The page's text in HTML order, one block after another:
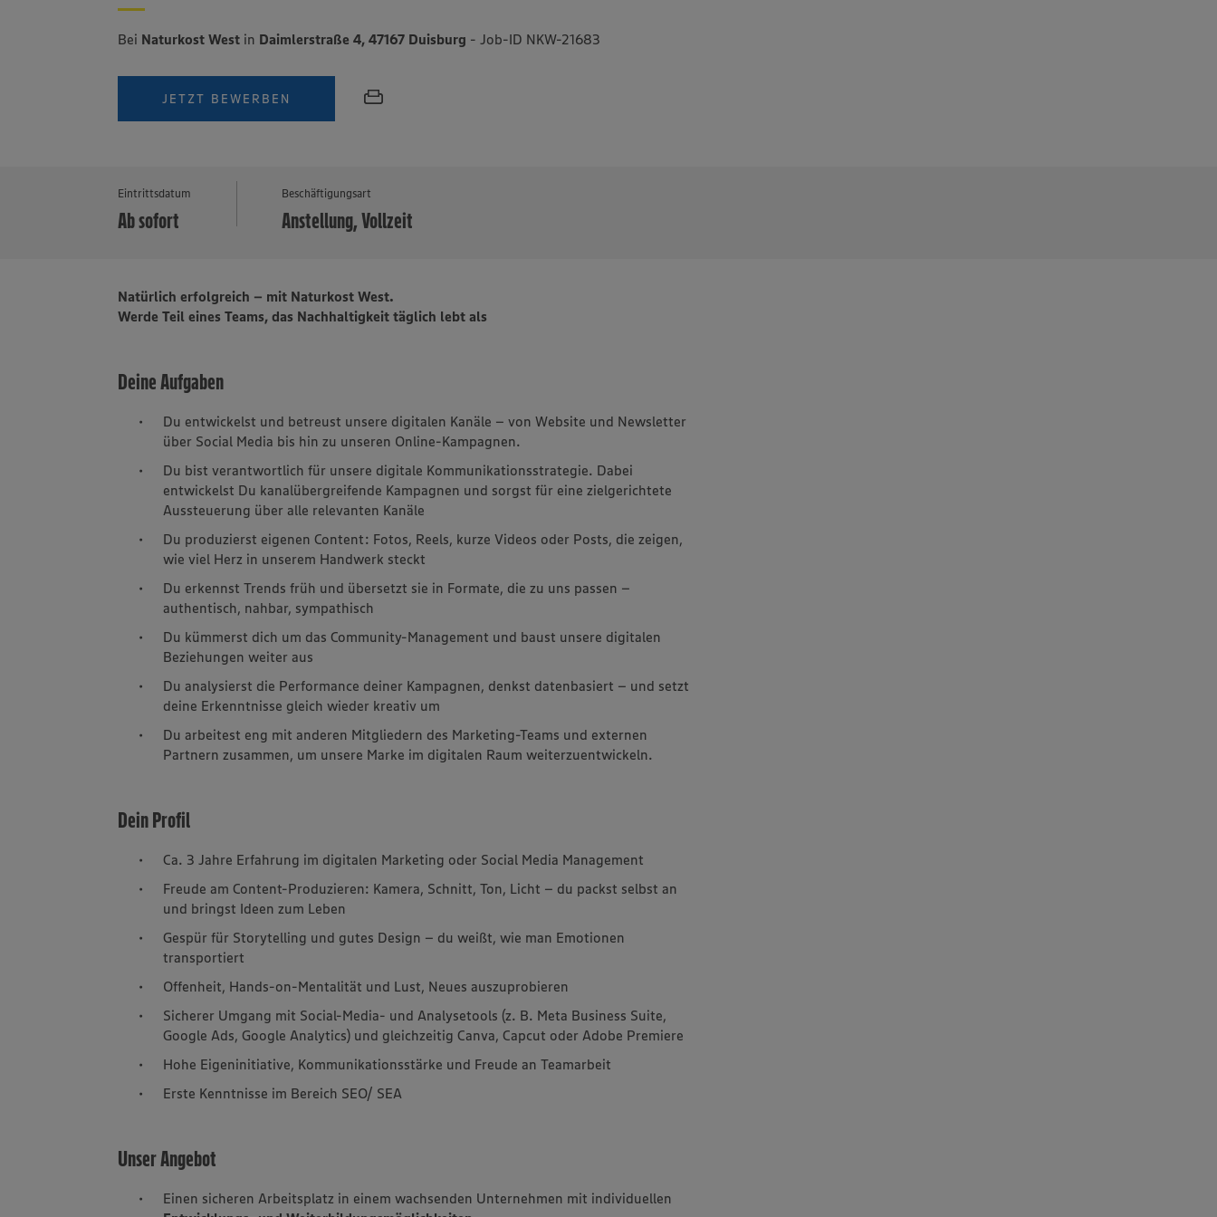
Bei Naturkost West in Daimlerstraße 4, 47167 Duisburg - Job-ID NKW-21683
JETZT BEWERBEN
Eintrittsdatum
Ab sofort
Beschäftigungsart
Anstellung, Vollzeit
Natürlich erfolgreich – mit Naturkost West.
Werde Teil eines Teams, das Nachhaltigkeit täglich lebt als
Deine Aufgaben
Du entwickelst und betreust unsere digitalen Kanäle – von Website und Newsletter
über Social Media bis hin zu unseren Online-Kampagnen.
Du bist verantwortlich für unsere digitale Kommunikationsstrategie. Dabei
entwickelst Du kanalübergreifende Kampagnen und sorgst für eine zielgerichtete
Aussteuerung über alle relevanten Kanäle
Du produzierst eigenen Content: Fotos, Reels, kurze Videos oder Posts, die zeigen,
wie viel Herz in unserem Handwerk steckt
Du erkennst Trends früh und übersetzt sie in Formate, die zu uns passen –
authentisch, nahbar, sympathisch
Du kümmerst dich um das Community-Management und baust unsere digitalen
Beziehungen weiter aus
Du analysierst die Performance deiner Kampagnen, denkst datenbasiert – und setzt
deine Erkenntnisse gleich wieder kreativ um
Du arbeitest eng mit anderen Mitgliedern des Marketing-Teams und externen
Partnern zusammen, um unsere Marke im digitalen Raum weiterzuentwickeln.
Dein Profil
Ca. 3 Jahre Erfahrung im digitalen Marketing oder Social Media Management
Freude am Content-Produzieren: Kamera, Schnitt, Ton, Licht – du packst selbst an
und bringst Ideen zum Leben
Gespür für Storytelling und gutes Design – du weißt, wie man Emotionen
transportiert
Offenheit, Hands-on-Mentalität und Lust, Neues auszuprobieren
Sicherer Umgang mit Social-Media- und Analysetools (z. B. Meta Business Suite,
Google Ads, Google Analytics) und gleichzeitig Canva, Capcut oder Adobe Premiere
Hohe Eigeninitiative, Kommunikationsstärke und Freude an Teamarbeit
Erste Kenntnisse im Bereich SEO/ SEA
Unser Angebot
Einen sicheren Arbeitsplatz in einem wachsenden Unternehmen mit individuellen